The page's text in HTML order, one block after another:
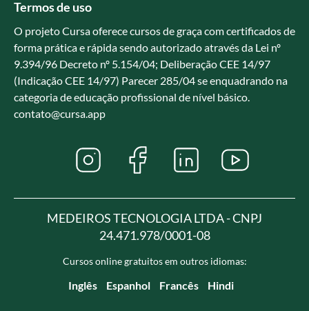
Termos de uso
O projeto Cursa oferece cursos de graça com certificados de
forma prática e rápida sendo autorizado através da Lei nº
9.394/96 Decreto nº 5.154/04; Deliberação CEE 14/97
(Indicação CEE 14/97) Parecer 285/04 se enquadrando na
categoria de educação profissional de nível básico.
contato@cursa.app
MEDEIROS TECNOLOGIA LTDA - CNPJ
24.471.978/0001-08
Cursos online gratuitos em outros idiomas:
Inglês Espanhol Francês Hindi